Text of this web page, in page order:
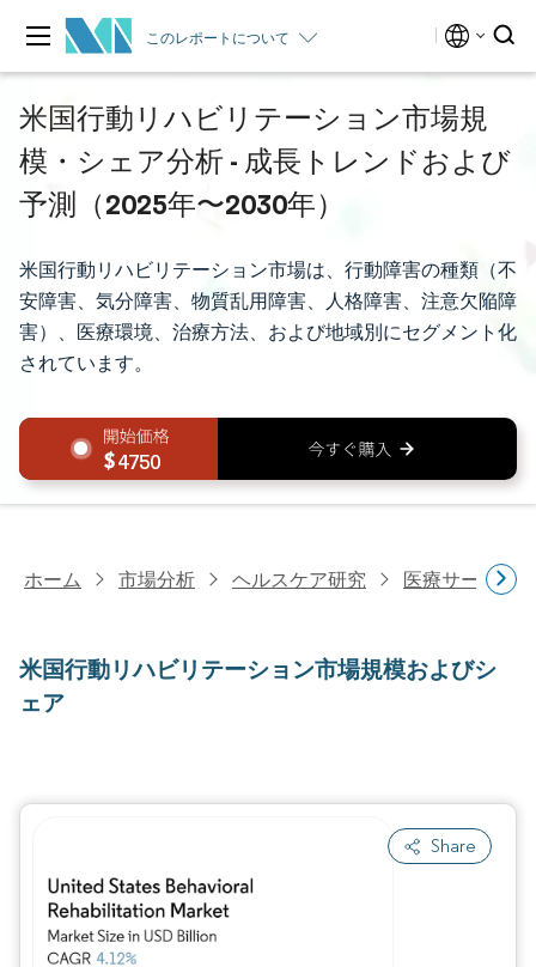
このレポートについて
米国行動リハビリテーション市場規
模・シェア分析 - 成長トレンドおよび
予測（2025年〜2030年）
米国行動リハビリテーション市場は、行動障害の種類（不
安障害、気分障害、物質乱用障害、人格障害、注意欠陥障
害）、医療環境、治療方法、および地域別にセグメント化
されています。
4750
ホーム 市場分析 ヘルスケア研究 医療サービス
米国行動リハビリテーション市場規模およびシ
ェア
Share